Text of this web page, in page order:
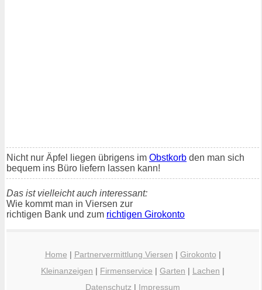
Nicht nur Äpfel liegen übrigens im Obstkorb den man sich
bequem ins Büro liefern lassen kann!
Das ist vielleicht auch interessant:
Wie kommt man in Viersen zur
richtigen Bank und zum richtigen Girokonto
Home | Partnervermittlung Viersen | Girokonto |
Kleinanzeigen | Firmenservice | Garten | Lachen |
Datenschutz | Impressum